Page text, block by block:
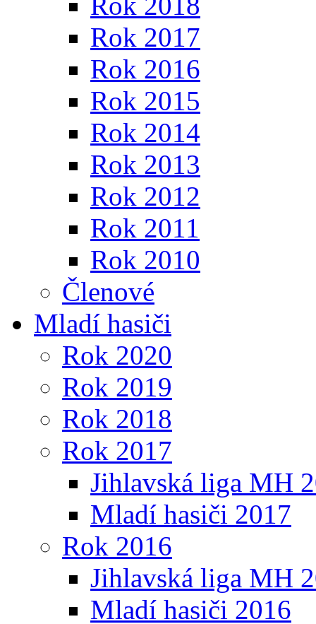
Rok 2017
Rok 2016
Rok 2015
Rok 2014
Rok 2013
Rok 2012
Rok 2011
Rok 2010
Členové
Mladí hasiči
Rok 2020
Rok 2019
Rok 2018
Rok 2017
Jihlavská liga MH
Mladí hasiči 2017
Rok 2016
Jihlavská liga MH
Mladí hasiči 2016